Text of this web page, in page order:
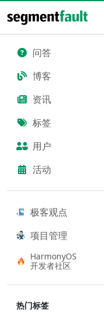
问答
博客
资讯
标签
用户
活动
极客观点
项目管理
HarmonyOS
开发者社区
热门标签